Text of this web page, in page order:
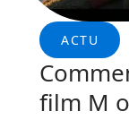
ACTU
film M